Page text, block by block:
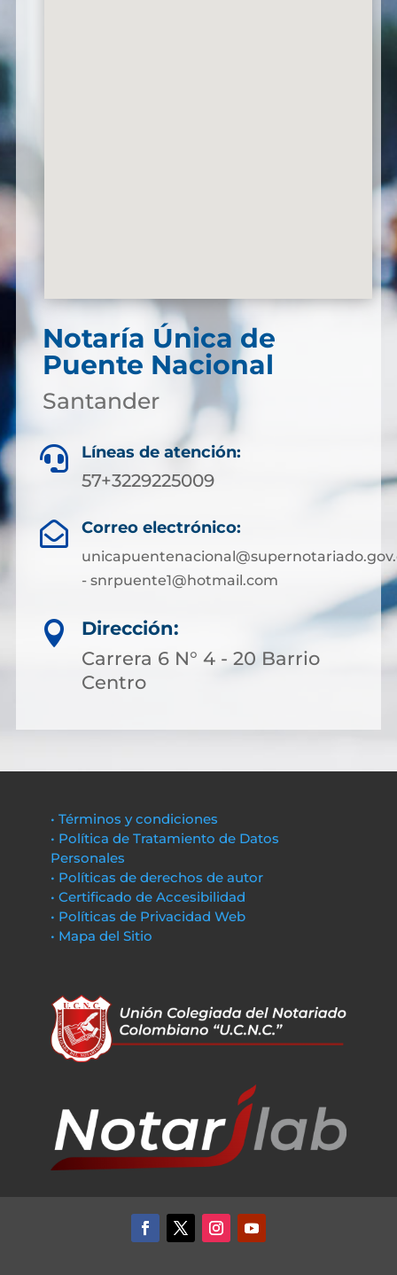
Notaría Única de
Puente Nacional
Santander
 Líneas de atención:
57+3229225009
 Correo electrónico:
- snrpuente1@hotmail.com

Dirección:
Carrera 6 N° 4 - 20 Barrio
Centro
• Términos y condiciones
• Política de Tratamiento de Datos
Personales
• Políticas de derechos de autor
• Certificado de Accesibilidad
• Políticas de Privacidad Web
• Mapa del Sitio